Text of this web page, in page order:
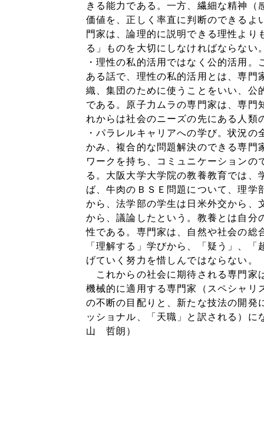
きる能力である。一方、繊細な精神
価値を、正しく率直に判断のできるよ
門家は、論理的に説明できる理性よ
る」ものを大切にしなければならない
・理性の私的活用ではなく公的活用
ある話で、理性の私的活用とは、専
織、集団のために使うことをいい、公
である。原子力ムラの専門家は、専
れからは社会のニーズの先にある人類
・パラレルキャリアへの学び。状況
かみ、複合的な問題解決のできる専門
ワークを持ち、コミュニケーション
る。大阪大学大学院の教養教育では
ば、牛肉のＢＳＥ問題について、理
から、法学部の学生は日米外交から、
から、議論したという。教養とは自分
性である。専門家は、自然や社会の総
「理解する」学びから、「疑う」、
げていく努力を惜しんではならない。
これからの社会に期待される専門家
機械的に適用する専門家（スペシャリ
の不断の目配りと、新たな技法の開発
ッショナル、「天職」と訳され
山 哲朗）